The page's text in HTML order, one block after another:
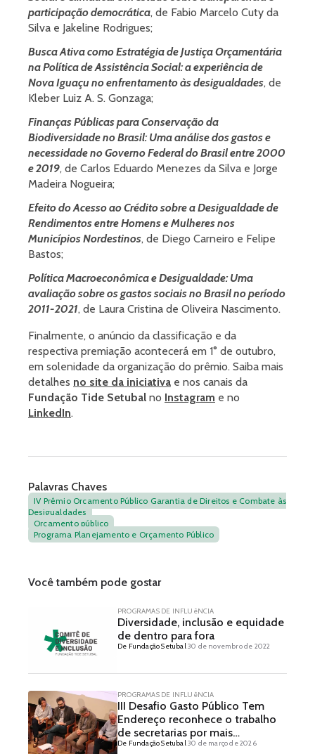
participação democrática, de Fabio Marcelo Cuty da
Silva e Jakeline Rodrigues;
Busca Ativa como Estratégia de Justiça Orçamentária
na Política de Assistência Social: a experiência de
Nova Iguaçu no enfrentamento às desigualdades, de
Kleber Luiz A. S. Gonzaga;
Finanças Públicas para Conservação da
Biodiversidade no Brasil: Uma análise dos gastos e
necessidade no Governo Federal do Brasil entre 2000
e 2019, de Carlos Eduardo Menezes da Silva e Jorge
Madeira Nogueira;
Efeito do Acesso ao Crédito sobre a Desigualdade de
Rendimentos entre Homens e Mulheres nos
Municípios Nordestinos, de Diego Carneiro e Felipe
Bastos;
Política Macroeconômica e Desigualdade: Uma
avaliação sobre os gastos sociais no Brasil no período
2011-2021, de Laura Cristina de Oliveira Nascimento.
Finalmente, o anúncio da classificação e da
respectiva premiação acontecerá em 1° de outubro,
em solenidade da organização do prêmio. Saiba mais
detalhes no site da iniciativa e nos canais da
Fundação Tide Setubal no Instagram e no
LinkedIn.
Palavras Chaves
IV Prêmio Orçamento Público Garantia de Direitos e Combate às
Desigualdades
Orçamento público
Programa Planejamento e Orçamento Público
Você também pode gostar
PROGRAMAS DE INFLUêNCIA
Diversidade, inclusão e equidade
de dentro para fora
De Fundação Setubal30 de novembro de 2022
PROGRAMAS DE INFLUêNCIA
III Desafio Gasto Público Tem
Endereço reconhece o trabalho
de secretarias por mais
transparência orçamentária
De Fundação Setubal30 de março de 2026